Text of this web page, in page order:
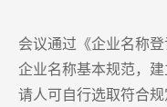
会议通过《企业名称
企业名称基本规范，
请人可自行选取符合